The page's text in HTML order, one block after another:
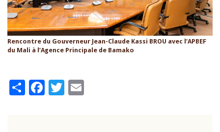
Rencontre du Gouverneur Jean-Claude Kassi BROU avec l’APBEF
du Mali à l’Agence Principale de Bamako
ShareFacebook
Twitter